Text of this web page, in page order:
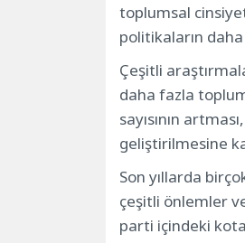
toplumsal
politikaların daha
Çeşitli
daha fazla
sayısının
geliştirilmesine
Son yıllarda
çeşitli önlemler
parti içindeki